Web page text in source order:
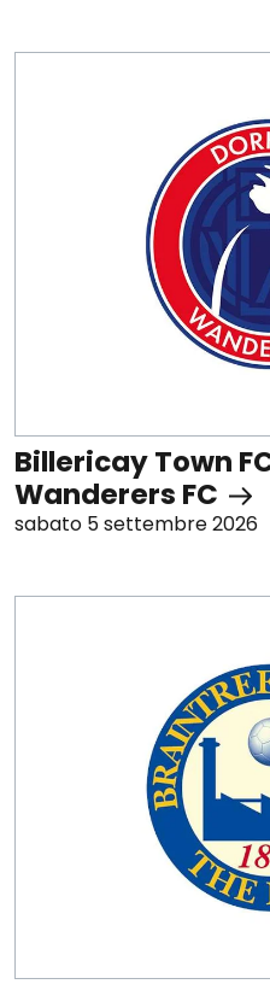
Billericay Town
Wanderers FC
sabato 5 settembre 2026